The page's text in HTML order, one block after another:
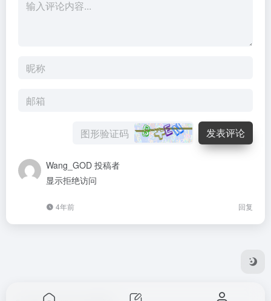
发表评论
Wang_GOD 投稿者
显示拒绝访问
4年前 回复